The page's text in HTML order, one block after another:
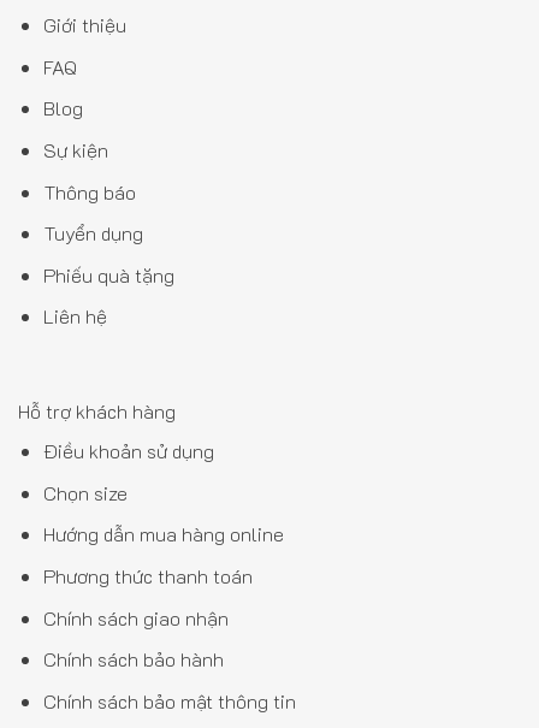
Giới thiệu
FAQ
Blog
Sự kiện
Thông báo
Tuyển dụng
Phiếu quà tặng
Liên hệ
Hỗ trợ khách hàng
Điều khoản sử dụng
Chọn size
Hướng dẫn mua hàng online
Phương thức thanh toán
Chính sách giao nhận
Chính sách bảo hành
Chính sách bảo mật thông tin